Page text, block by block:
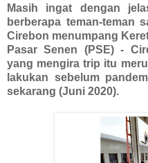
Masih ingat dengan
berberapa teman-teman
Cirebon menumpang
Pasar Senen (PSE) -
yang mengira trip itu
lakukan sebelum
sekarang (Juni 2020).